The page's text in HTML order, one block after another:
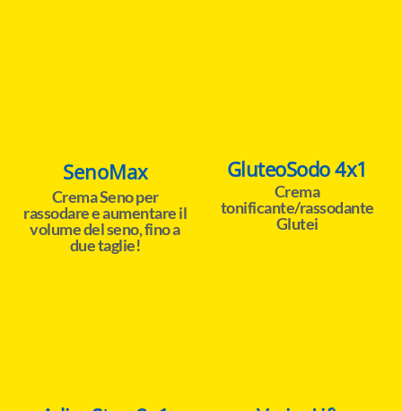
SenoMax
Crema Seno per
rassodare e aumentare il
volume del seno, fino a
due taglie!
GluteoSodo 4x1
Crema
tonificante/rassodante
Glutei